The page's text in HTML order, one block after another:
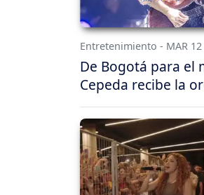
Entretenimiento - MAR
De Bogotá para el
Cepeda recibe la